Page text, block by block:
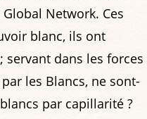
Network. Ces
blanc, ils ont
dans les forces
les Blancs, ne sont-
par capillarité ?